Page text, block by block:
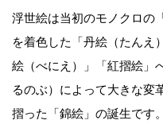
浮世絵は当初のモノクロの
を着色した「丹絵（たんえ
絵（べにえ）」「紅摺絵」
るのぶ）によって大きな変
摺った「錦絵」の誕生です。